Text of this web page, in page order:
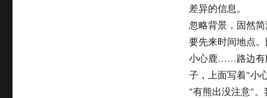
差异的信息。
忽略背景，固然
要先来时间地点
小心鹿……路边有
子，上面写着"小
"有熊出没注意"。